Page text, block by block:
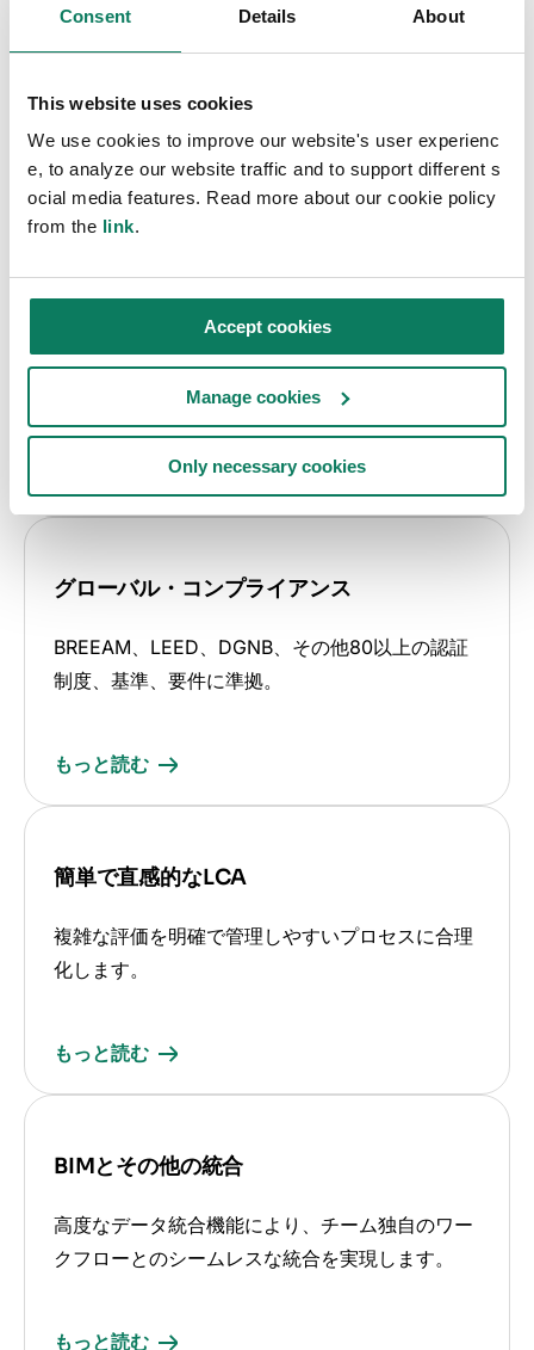
Consent Details About
This website uses cookies
We use cookies to improve our website's user experienc
e, to analyze our website traffic and to support different s
ocial media features. Read more about our cookie policy
from the link.
Accept cookies
Manage cookies
Only necessary cookies
その他の機能
ステナビリティ・プラット
フォーム
300,000を超えるデータの可能性を解き放ち、サ
ステナビリティ・プロジェクトを強化しましょ
グローバル・コンプライアンス
BREEAM、LEED、DGNB、その他80以上の認証
制度、基準、要件に準拠。
もっと読む
簡単で直感的なLCA
複雑な評価を明確で管理しやすいプロセスに合理
化します。
もっと読む
BIMとその他の統合
高度なデータ統合機能により、チーム独自のワー
クフローとのシームレスな統合を実現します。
もっと読む